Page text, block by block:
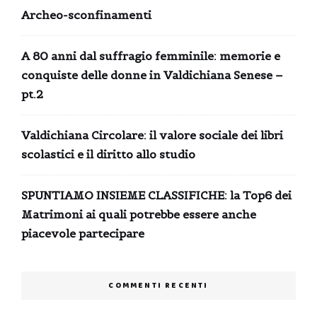
Archeo-sconfinamenti
A 80 anni dal suffragio femminile: memorie e
conquiste delle donne in Valdichiana Senese –
pt.2
Valdichiana Circolare: il valore sociale dei libri
scolastici e il diritto allo studio
SPUNTIAMO INSIEME CLASSIFICHE: la Top6 dei
Matrimoni ai quali potrebbe essere anche
piacevole partecipare
COMMENTI RECENTI